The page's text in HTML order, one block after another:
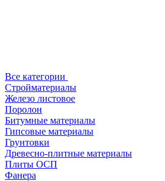
Все категории
Стройматериалы
Железо листовое
Поролон
Битумные материалы
Гипсовые материалы
Грунтовки
Древесно-плитные материалы
Плиты ОСП
Фанера